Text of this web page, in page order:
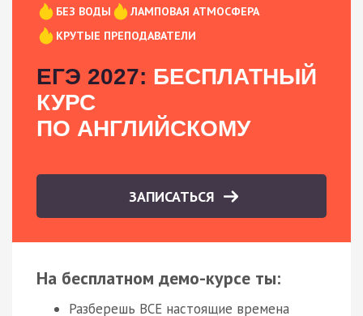
БЕЗ ВОДЫ
ЛАМПОВАЯ АТМОСФЕРА
КРУТЫЕ ПРЕПОДАВАТЕЛИ
ЕГЭ 2027: БЕСПЛАТНЫЙ
КУРС
ПО АНГЛИЙСКОМУ
ЗАПИСАТЬСЯ
На бесплатном демо-курсе ты:
Разберешь ВСЕ настоящие времена